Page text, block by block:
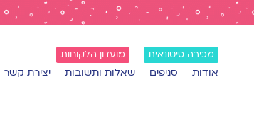
מכירה סיטונאית מועדון הלקוחות
אודות סניפים שאלות ותשובות יצירת קשר